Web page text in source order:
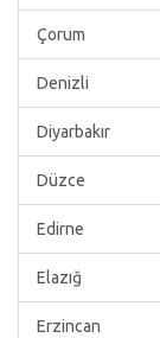
Çorum
Denizli
Diyarbakır
Düzce
Edirne
Elazığ
Erzincan